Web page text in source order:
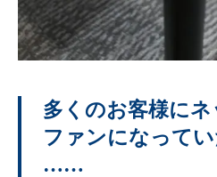
多くのお客様に
ファンになって
……